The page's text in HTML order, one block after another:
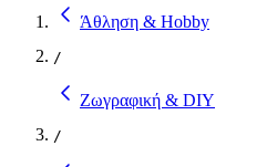
Άθληση & Hobby
/
Ζωγραφική & DIY
/